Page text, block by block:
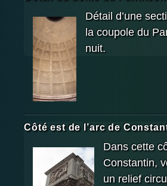
Détail d’une
la coupole du
nuit.
Côté est de l’arc de
Dans cette
Constantin,
un relief